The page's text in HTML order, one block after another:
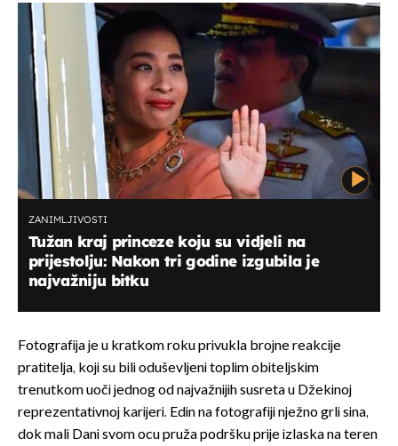
ZANIMLJIVOSTI
Tužan kraj princeze koju su vidjeli na
prijestolju: Nakon tri godine izgubila je
najvažniju bitku
Fotografija je u kratkom roku privukla brojne reakcije
pratitelja, koji su bili oduševljeni toplim obiteljskim
trenutkom uoči jednog od najvažnijih susreta u Džekinoj
reprezentativnoj karijeri. Edin na fotografiji nježno grli sina,
dok mali Dani svom ocu pruža podršku prije izlaska na teren